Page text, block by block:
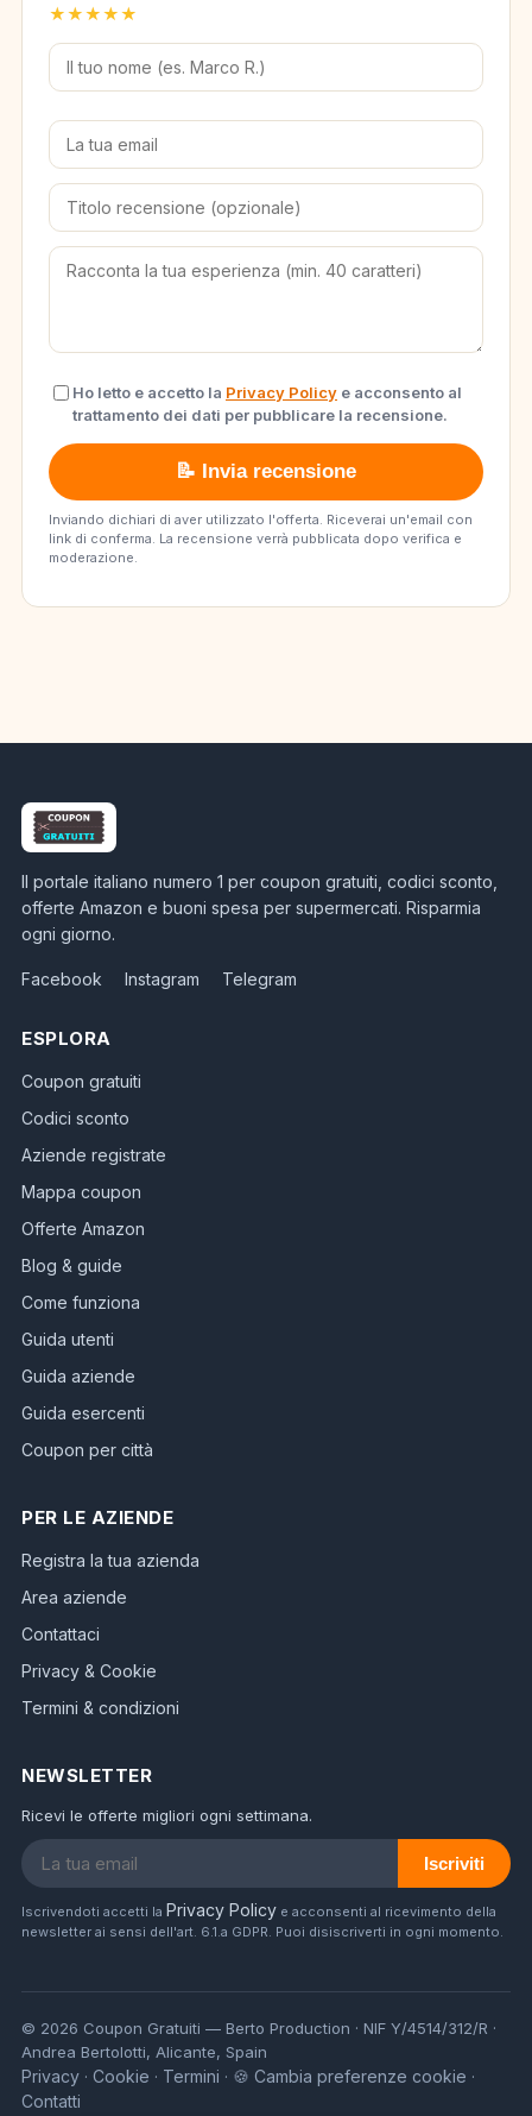
★
★
★
★
★
Ho letto e accetto la Privacy Policy e acconsento al
trattamento dei dati per pubblicare la recensione.
📝 Invia recensione
Inviando dichiari di aver utilizzato l'offerta. Riceverai un'email con
link di conferma. La recensione verrà pubblicata dopo verifica e
moderazione.
Il portale italiano numero 1 per coupon gratuiti, codici sconto,
offerte Amazon e buoni spesa per supermercati. Risparmia
ogni giorno.
Facebook Instagram Telegram
ESPLORA
Coupon gratuiti
Codici sconto
Aziende registrate
Mappa coupon
Offerte Amazon
Blog & guide
Come funziona
Guida utenti
Guida aziende
Guida esercenti
Coupon per città
PER LE AZIENDE
Registra la tua azienda
Area aziende
Contattaci
Privacy & Cookie
Termini & condizioni
NEWSLETTER
Ricevi le offerte migliori ogni settimana.
Iscriviti
Iscrivendoti accetti la Privacy Policy e acconsenti al ricevimento della
newsletter ai sensi dell'art. 6.1.a GDPR. Puoi disiscriverti in ogni momento.
© 2026 Coupon Gratuiti — Berto Production · NIF Y/4514/312/R ·
Andrea Bertolotti, Alicante, Spain
Privacy · Cookie · Termini · 🍪 Cambia preferenze cookie ·
Contatti